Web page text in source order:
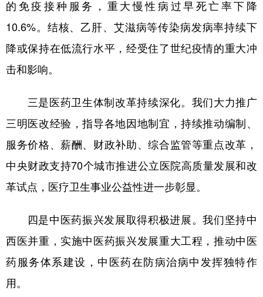
的免疫接种服务，重大慢性病过早死亡率下降
10.6%。结核、乙肝、艾滋病等传染病发病率持续下
降或保持在低流行水平，经受住了世纪疫情的重大冲
击和影响。
三是医药卫生体制改革持续深化。我们大力推广
三明医改经验，指导各地因地制宜，持续推动编制、
服务价格、薪酬、财政补助、综合监管等重点改革，
中央财政支持70个城市推进公立医院高质量发展和改
革试点，医疗卫生事业公益性进一步彰显。
四是中医药振兴发展取得积极进展。我们坚持中
西医并重，实施中医药振兴发展重大工程，推动中医
药服务体系建设，中医药在防病治病中发挥独特作
用。